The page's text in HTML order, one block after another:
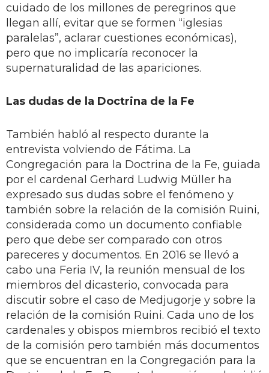
cuidado de los millones de peregrinos que
llegan allí, evitar que se formen “iglesias
paralelas”, aclarar cuestiones económicas),
pero que no implicaría reconocer la
supernaturalidad de las apariciones.
Las dudas de la Doctrina de la Fe
También habló al respecto durante la
entrevista volviendo de Fátima. La
Congregación para la Doctrina de la Fe, guiada
por el cardenal Gerhard Ludwig Müller ha
expresado sus dudas sobre el fenómeno y
también sobre la relación de la comisión Ruini,
considerada como un documento confiable
pero que debe ser comparado con otros
pareceres y documentos. En 2016 se llevó a
cabo una Feria IV, la reunión mensual de los
miembros del dicasterio, convocada para
discutir sobre el caso de Medjugorje y sobre la
relación de la comisión Ruini. Cada uno de los
cardenales y obispos miembros recibió el texto
de la comisión pero también más documentos
que se encuentran en la Congregación para la